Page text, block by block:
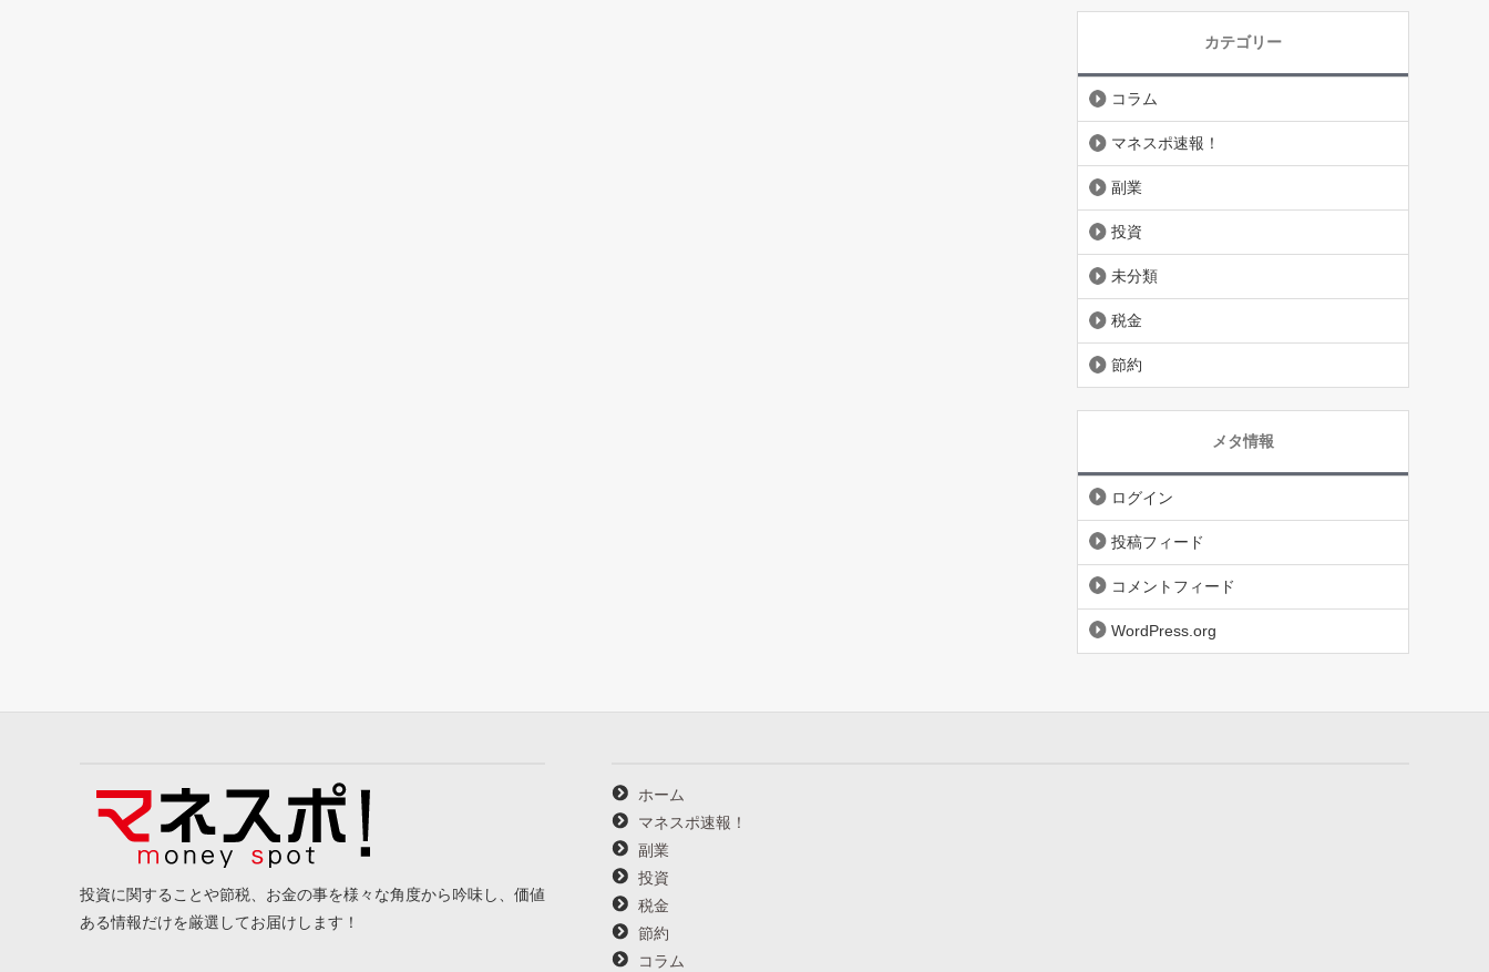
カテゴリー
コラム
マネスポ速報！
副業
投資
未分類
税金
節約
メタ情報
ログイン
投稿フィード
コメントフィード
WordPress.org
投資に関することや節税、お金の事を様々な角度から吟味し、価値
ある情報だけを厳選してお届けします！
ホーム
マネスポ速報！
副業
投資
税金
節約
コラム